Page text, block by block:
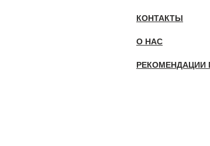
КОНТАКТЫ
О НАС
РЕКОМЕНДАЦИИ